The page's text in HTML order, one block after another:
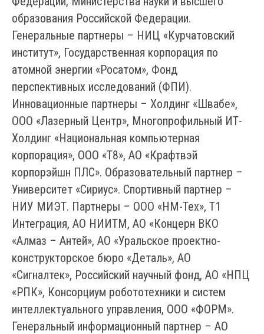
образования Российской Федерации.
Генеральные партнеры – НИЦ «Курчатовский
институт», Государственная корпорация по
атомной энергии «Росатом», Фонд
перспективных исследований (ФПИ).
Инновационные партнеры – Холдинг «Швабе»,
ООО «Лазерный Центр», Многопрофильный ИТ-
Холдинг «Национальная компьютерная
корпорация», ООО «Т8», АО «Крафтвэй
корпорэйшн ПЛС». Образовательный партнер –
Университет «Сириус». Спортивный партнер –
НИУ МИЭТ. Партнеры – ООО «НМ-Тех», Т1
Интеграция, АО НИИТМ, АО «Концерн ВКО
«Алмаз – Антей», АО «Уральское проектно-
конструкторское бюро «Деталь», АО
«Сигналтек», Российский научный фонд, АО «НПЦ
«РПК», Консорциум робототехники и систем
интеллектуального управления, ООО «ФОРМ».
Генеральный информационный партнер – АО